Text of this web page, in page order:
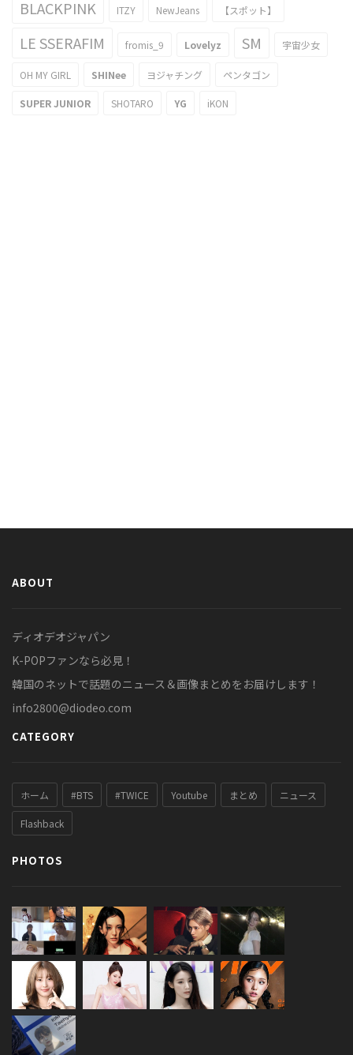
BLACKPINK ITZY NewJeans 【スポット】
LE SSERAFIM fromis_9 Lovelyz SM 宇宙少女
OH MY GIRL SHINee ヨジャチング ペンタゴン
SUPER JUNIOR SHOTARO YG iKON
ABOUT
ディオデオジャパン
K-POPファンなら必見！
韓国のネットで話題のニュース＆画像まとめをお届けします！
info2800@diodeo.com
CATEGORY
ホーム #BTS #TWICE Youtube まとめ ニュース
Flashback
PHOTOS